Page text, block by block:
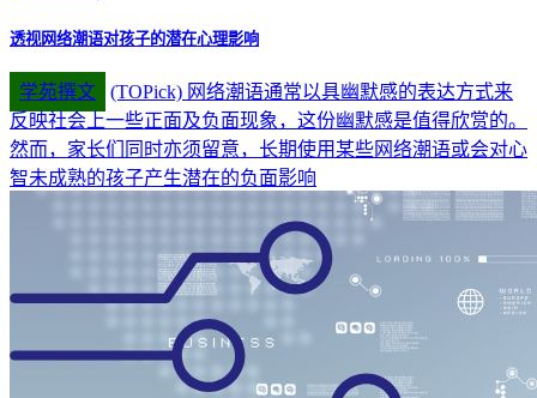
透视网络潮语对孩子的潜在心理影响
学苑撰文
(TOPick) 网络潮语通常以具幽默感的表达方式来
反映社会上一些正面及负面现象，这份幽默感是值得欣赏的。
然而，家长们同时亦须留意，长期使用某些网络潮语或会对心
智未成熟的孩子产生潜在的负面影响